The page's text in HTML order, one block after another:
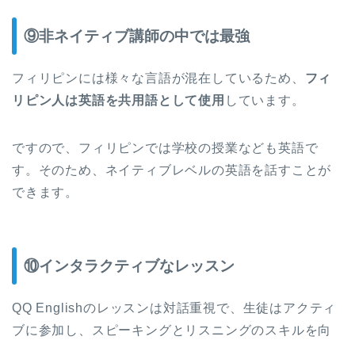
⑨非ネイティブ講師の中では最強
フィリピンには様々な言語が混在しているため、 フィ
リピン人は英語を共用語として使用 しています。
ですので、フィリピンでは学校の授業なども英語で
す。そのため、ネイティブレベルの英語を話すことが
できます。
⑩インタラクティブなレッスン
QQ Englishのレッスンは対話重視で、生徒はアクティ
ブに参加し、スピーキングとリスニングのスキルを向